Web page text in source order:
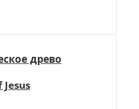
древо